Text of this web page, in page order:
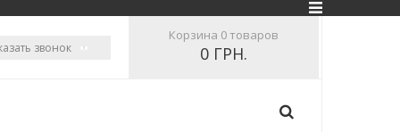
звонок
Корзина 0 товаров
0 ГРН.